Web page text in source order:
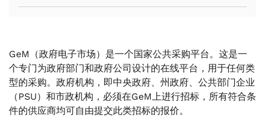
GeM（政府电子市场）是一个国家公共采购平台。这是一
个专门为政府部门和政府公司设计的在线平台，用于任何类
型的采购。政府机构，即中央政府、州政府、公共部门企业
（PSU）和市政机构，必须在GeM上进行招标，所有符合条
件的供应商均可自由提交此类招标的报价。